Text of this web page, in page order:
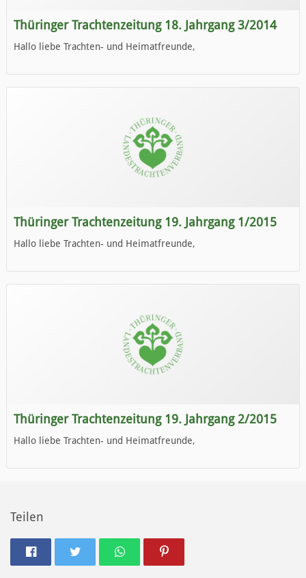
Thüringer Trachtenzeitung 18. Jahrgang 3/2014
Hallo liebe Trachten- und Heimatfreunde,
Wir wünschen Euch viel Spaß beim Lesen.
Thüringer Trachtenzeitung 19. Jahrgang 1/2015
Hallo liebe Trachten- und Heimatfreunde,
Wir wünschen Euch viel Spaß beim Lesen.
Thüringer Trachtenzeitung 19. Jahrgang 2/2015
Hallo liebe Trachten- und Heimatfreunde,
Teilen